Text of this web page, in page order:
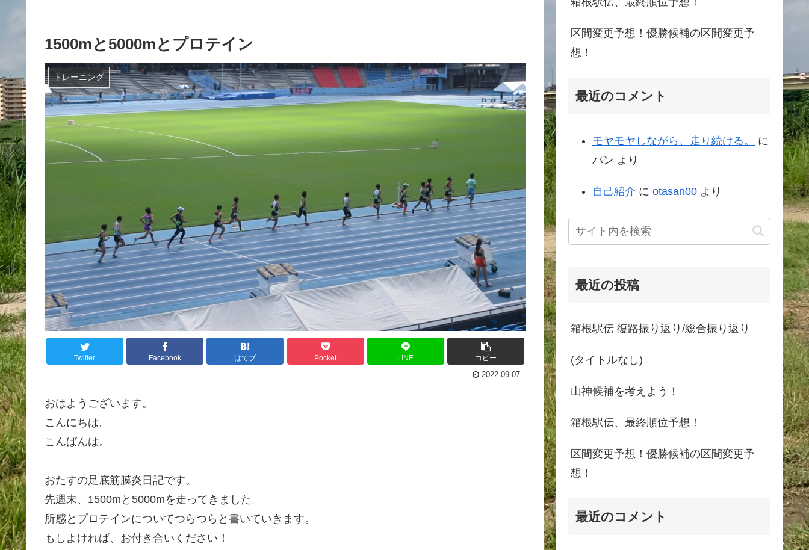
1500mと5000mとプロテイン
トレーニング
Twitter Facebook はてブ Pocket LINE コピー
2022.09.07
おはようございます。
こんにちは。
こんばんは。
おたすの足底筋膜炎日記です。
先週末、1500mと5000mを走ってきました。
所感とプロテインについてつらつらと書いていきます。
もしよければ、お付き合いください！
区間変更予想！優勝候補の区間変更予
想！
最近のコメント
モヤモヤしながら、走り続ける。
に
パン より
自己紹介 に otasan00 より
最近の投稿
箱根駅伝 復路振り返り/総合振り返り
(タイトルなし)
山神候補を考えよう！
箱根駅伝、最終順位予想！
区間変更予想！優勝候補の区間変更予
想！
最近のコメント